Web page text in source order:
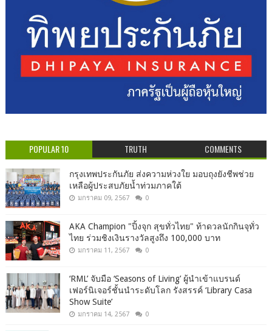
POPULAR 10 TRUTH COMMENTS
กรุงเทพประกันภัย ส่งความห่วงใย มอบถุงยังชีพช่วย
เหลือผู้ประสบภัยน้ำท่วมภาคใต้
มกราคม 09, 2567 0
AKA Champion "ปิ้งจุก สุขทั่วไทย" ท้าดวลนักกินจุทั่ว
ไทย ร่วมชิงเงินรางวัลสูงถึง 100,000 บาท
มกราคม 11, 2567 0
‘RML’ จับมือ ‘Seasons of Living’ ผู้นำเข้าแบรนด์
เฟอร์นิเจอร์ชั้นนำระดับโลก รังสรรค์ ‘Library Casa
Show Suite’
มกราคม 14, 2567 0